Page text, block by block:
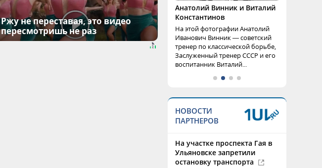
Ржу не переставая, это видео
пересмотришь не раз
Анатолий Винник и Виталий
Константинов
На этой фотографии Анатолий
Иванович Винник — советский
тренер по классической борьбе,
Заслуженный тренер СССР и его
воспитанник Виталий...
НОВОСТИ
ПАРТНЕРОВ
На участке проспекта Гая в
Ульяновске запретили
остановку транспорта